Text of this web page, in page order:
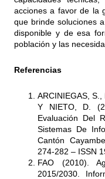
acciones a favor de la
que brinde soluciones
disponible y de esa
población y las
Referencias
ARCINIEGAS, S.,
Y NIETO, D.
Evaluación Del
Sistemas De
Cantón
274-282 – ISSN
FAO (2010).
2015/2030.